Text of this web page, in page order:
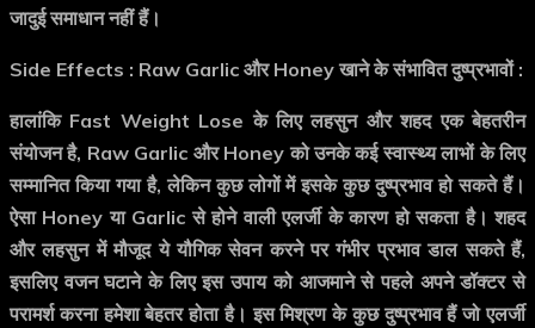
जादुई समाधान नहीं हैं।
Side Effects : Raw Garlic और Honey खाने के संभावित दुष्प्रभावों :
हालांकि Fast Weight Lose के लिए लहसुन और शहद एक बेहतरीन
संयोजन है, Raw Garlic और Honey को उनके कई स्वास्थ्य लाभों के लिए
सम्मानित किया गया है, लेकिन कुछ लोगों में इसके कुछ दुष्प्रभाव हो सकते हैं।
ऐसा Honey या Garlic से होने वाली एलर्जी के कारण हो सकता है। शहद
और लहसुन में मौजूद ये यौगिक सेवन करने पर गंभीर प्रभाव डाल सकते हैं,
इसलिए वजन घटाने के लिए इस उपाय को आजमाने से पहले अपने डॉक्टर से
परामर्श करना हमेशा बेहतर होता है। इस मिश्रण के कुछ दुष्प्रभाव हैं जो एलर्जी